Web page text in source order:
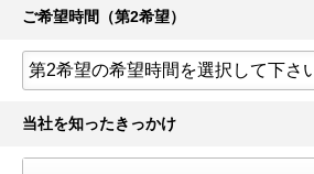
ご希望時間（第2希望）
当社を知ったきっかけ